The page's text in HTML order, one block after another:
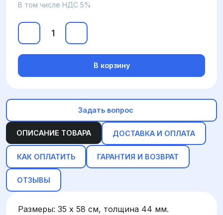
ОПИСАНИЕ ТОВАРА ДОСТАВКА И ОПЛАТА
КАК ОПЛАТИТЬ ГАРАНТИЯ И ВОЗВРАТ
ОТЗЫВЫ
Размеры: 35 х 58 см, толщина 44 мм.
В том числе НДС 5%
В корзину
Задать вопрос